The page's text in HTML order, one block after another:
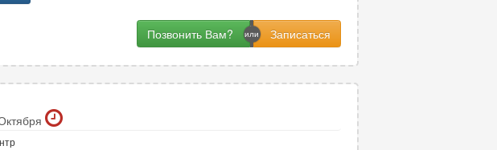
Позвонить Вам?